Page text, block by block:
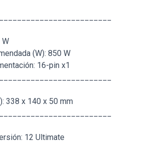
W
(W): 850 W
16-pin x1
338 x 140 x 50 mm
12 Ultimate